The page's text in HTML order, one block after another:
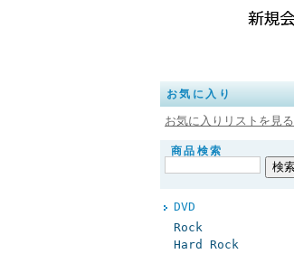
お気に入り
お気に入りリストを見る
商品検索
DVD
Rock
Hard Rock